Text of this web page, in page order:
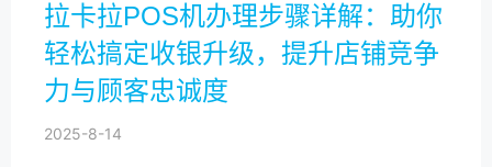
拉卡拉POS机办理步骤详解：助你
轻松搞定收银升级，提升店铺竞争
力与顾客忠诚度
2025-8-14